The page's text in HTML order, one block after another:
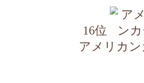
16位
アメリカ